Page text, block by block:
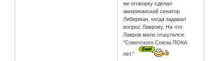
же оговорку сделал
американский сенатор
Либерман, когда задавал
вопрос Лаврову. На что
Лавров мило отшутился:
"Советского Союза ПОКА
нет."